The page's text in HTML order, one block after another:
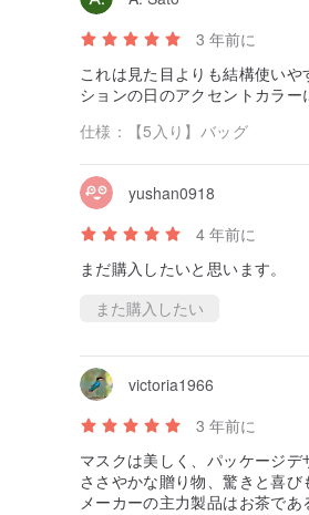
3 年前に
これは見た目よりも結構使い
ションの日のアクセントカラー
仕様：
【5入り】バッグ
yushan0918
4 年前に
まだ購入したいと思います。
また購入したい
victoria1966
3 年前に
マスクは美しく、パッケージデ
ささやかな贈り物、驚きと喜び
メーカーの主力製品はお茶であ